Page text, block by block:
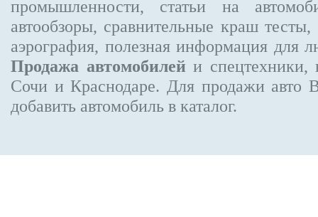
промышленности, статьи на
автообзоры, сравнительные краш
аэрография, полезная информация для
Продажа автомобилей и спецтехники,
Сочи и Краснодаре. Для продажи авто
добавить автомобиль в каталог.